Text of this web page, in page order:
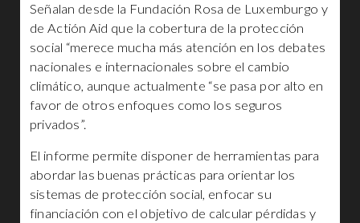
Señalan desde la Fundación Rosa de Luxemburgo y
de Actión Aid que la cobertura de la protección
social “merece mucha más atención en los debates
nacionales e internacionales sobre el cambio
climático, aunque actualmente “se pasa por alto en
favor de otros enfoques como los seguros
privados”.
El informe permite disponer de herramientas para
abordar las buenas prácticas para orientar los
sistemas de protección social, enfocar su
financiación con el objetivo de calcular pérdidas y